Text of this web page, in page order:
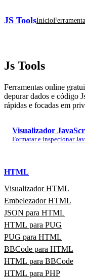
JS ToolsInício
Js Tools
Ferramentas online
depurar dados e código
rápidas e focadas em
Visualizador
Formatar e inspecionar
HTML
Visualizador HTML
Embelezador HTML
JSON para HTML
HTML para PUG
PUG para HTML
BBCode para HTML
HTML para BBCode
HTML para PHP